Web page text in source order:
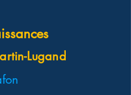
Lugand